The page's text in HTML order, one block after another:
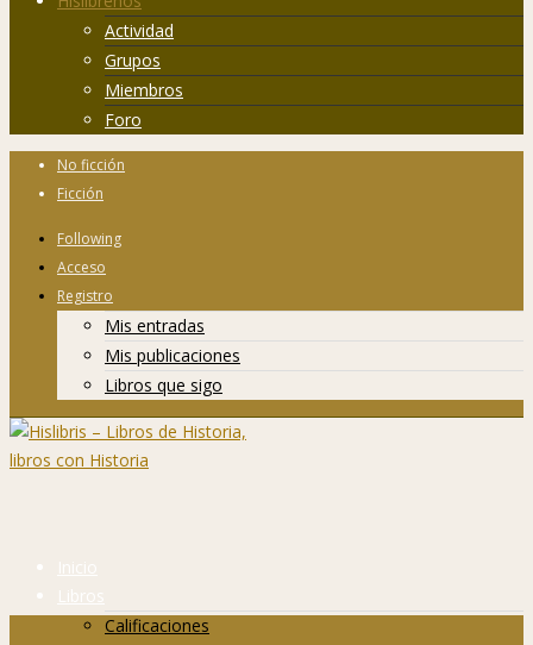
Actividad
Grupos
Miembros
Foro
No ficción
Ficción
Following
Acceso
Registro
Mis entradas
Mis publicaciones
Libros que sigo
Inicio
Libros
Calificaciones